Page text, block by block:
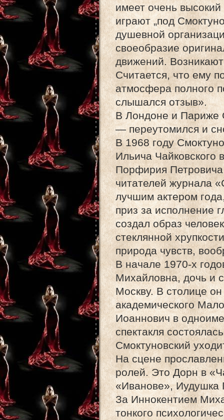
имеет очень
играют „под
душевной
своеобразие
движений.
Считается, что ему
атмосфера полного
слышался отзыв».
В Лондоне и Париже
— переутомился и
В 1968 году
Ильича
Порфирия
читателей журнала
лучшим актером
приз за исполнение
создал образ
стеклянной
природа чувств,
В начале 1970-х
Михайловна, дочь и
Москву. В столице
академического
Иоаннович в
спектакля
Смоктуновский
На сцене
ролей. Это Дорн в
«Иванове», Иудушка
За Иннокентием
тонкого